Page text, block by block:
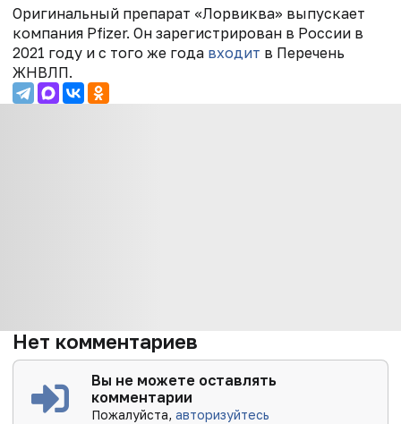
Оригинальный препарат «Лорвиква» выпускает
компания Pfizer. Он зарегистрирован в России в
2021 году и с того же года входит в Перечень
ЖНВЛП.
Нет комментариев
Вы не можете оставлять
комментарии
Пожалуйста,авторизуйтесь